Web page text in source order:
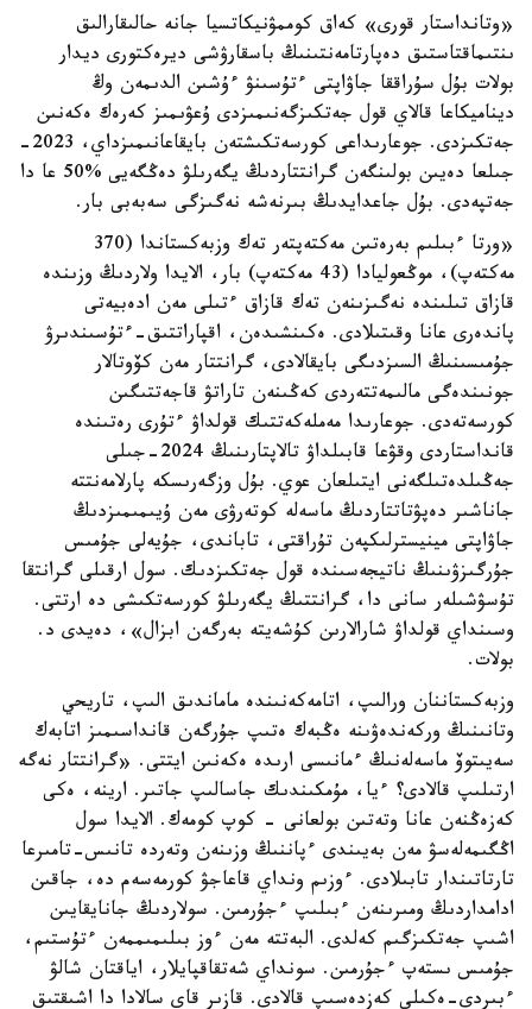
«وتانداستار قورى» كەاق كوممۋنيكاتسيا جانە حالىقارالىق
ىنتىماقتاستىق دەپارتامەنتىنىڭ باسقارۋشى ديرەكتورى ديدار
بولات بۇل سۇراققا جاۋاپتى ءتۇسىنۋ ءۇشىن الدىمەن وڭ
ديناميكاعا قالاي قول جەتكىزگەنىمىزدى ۇعۋىمىز كەرەك ەكەنىن
جەتكىزدى. جوعارىداعى كورسەتكىشتەن بايقاعانىمىزداي، 2023-
جىلعا دەيىن بولىنگەن گرانتتاردىڭ يگەرىلۋ دەڭگەيى %50 عا دا
جەتپەدى. بۇل جاعدايدىڭ بىرنەشە نەگىزگى سەبەبى بار.
«ورتا ءبىلىم بەرەتىن مەكتەپتەر تەك وزبەكستاندا (370
مەكتەپ)، موڭعوليادا (43 مەكتەپ) بار، الايدا ولاردىڭ وزىندە
قازاق تىلىندە نەگىزىنەن تەك قازاق ءتىلى مەن ادەبيەتى
پاندەرى عانا وقىتىلادى. ەكىنشىدەن، اقپاراتتىق-ءتۇسىندىرۋ
جۇمىسىنىڭ السىزدىگى بايقالادى، گرانتتار مەن كۆوتالار
جونىندەگى مالىمەتتەردى كەڭىنەن تاراتۋ قاجەتتىگىن
كورسەتەدى. جوعارىدا مەملەكەتتىك قولداۋ ءتۇرى رەتىندە
قانداستاردى وقۋعا قابىلداۋ تالاپتارىنىڭ 2024-جىلى
جەڭىلدەتىلگەنى ايتىلعان عوي. بۇل وزگەرىسكە پارلامەنتتە
جاناشىر دەپۋتاتتاردىڭ ماسەلە كوتەرۋى مەن ۇيىمىمىزدىڭ
جاۋاپتى مينيسترلىكپەن تۇراقتى، تاباندى، جۇيەلى جۇمىس
جۇرگىزۋىنىڭ ناتيجەسىندە قول جەتكىزدىك. سول ارقىلى گرانتقا
تۇسۋشىلەر سانى دا، گرانتتىڭ يگەرىلۋ كورسەتكىشى دە ارتتى.
وسىنداي قولداۋ شارالارىن كۇشەيتە بەرگەن ابزال»، دەيدى د.
بولات.
وزبەكستاننان ورالىپ، اتامەكەنىندە ماماندىق الىپ، تاريحي
وتانىنىڭ وركەندەۋىنە ەڭبەك ەتىپ جۇرگەن قانداسىمىز اتابەك
سەيىتوۆ ماسەلەنىڭ ءمانىسى ارىدە ەكەنىن ايتتى. «گرانتتار نەگە
ارتىلىپ قالادى؟ ءيا، مۇمكىندىك جاسالىپ جاتىر. ارينە، ەكى
كەزەڭنەن عانا وتەتىن بولعانى - كوپ كومەك. الايدا سول
اڭگىمەلەسۋ مەن بەيىندى ءپاننىڭ وزىنەن وتەردە تانىس-تامىرعا
تارتاتىندار تابىلادى. ءوزىم ونداي قاعاجۋ كورمەسەم دە، جاقىن
ادامداردىڭ ومىرىنەن ءبىلىپ ءجۇرمىن. سولاردىڭ جانايقايىن
اشىپ جەتكىزگىم كەلدى. البەتتە مەن ءوز بىلىمىممەن ءتۇستىم،
جۇمىس ىستەپ ءجۇرمىن. سونداي شەتقاقپايلار، اياقتان شالۋ
ءبىردى-ەكىلى كەزدەسىپ قالادى. قازىر قاي سالادا دا اشىقتىق